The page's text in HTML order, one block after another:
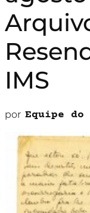
IMS
por Equipe do